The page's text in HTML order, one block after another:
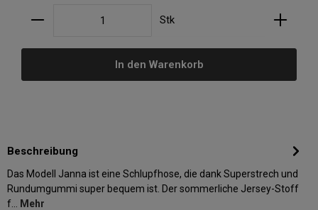
Produkt Anzahl: Gib den gewünschten Wert ein
Stk
In den Warenkorb
Beschreibung
Das Modell Janna ist eine Schlupfhose, die dank Superstrech und
Rundumgummi super bequem ist. Der sommerliche Jersey-Stoff
f…
Mehr